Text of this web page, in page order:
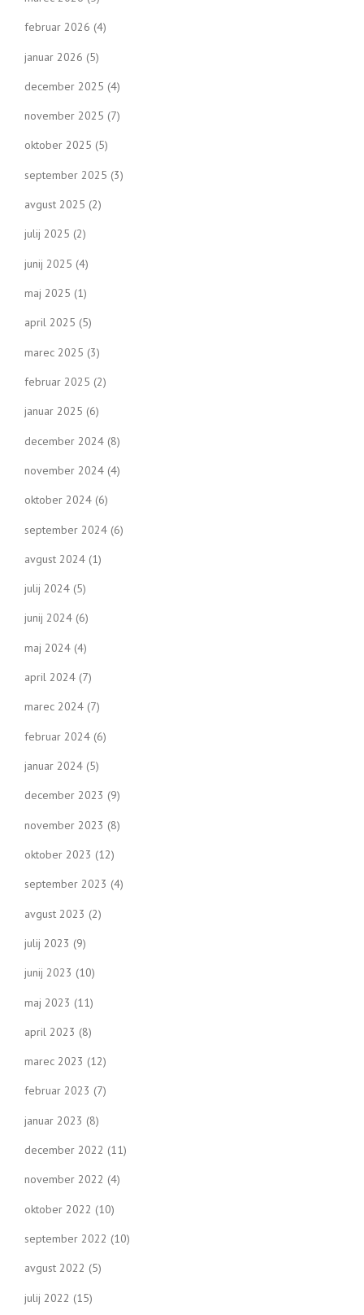
februar 2026 (4)
januar 2026 (5)
december 2025 (4)
november 2025 (7)
oktober 2025 (5)
september 2025 (3)
avgust 2025 (2)
julij 2025 (2)
junij 2025 (4)
maj 2025 (1)
april 2025 (5)
marec 2025 (3)
februar 2025 (2)
januar 2025 (6)
december 2024 (8)
november 2024 (4)
oktober 2024 (6)
september 2024 (6)
avgust 2024 (1)
julij 2024 (5)
junij 2024 (6)
maj 2024 (4)
april 2024 (7)
marec 2024 (7)
februar 2024 (6)
januar 2024 (5)
december 2023 (9)
november 2023 (8)
oktober 2023 (12)
september 2023 (4)
avgust 2023 (2)
julij 2023 (9)
junij 2023 (10)
maj 2023 (11)
april 2023 (8)
marec 2023 (12)
februar 2023 (7)
januar 2023 (8)
december 2022 (11)
november 2022 (4)
oktober 2022 (10)
september 2022 (10)
avgust 2022 (5)
julij 2022 (15)